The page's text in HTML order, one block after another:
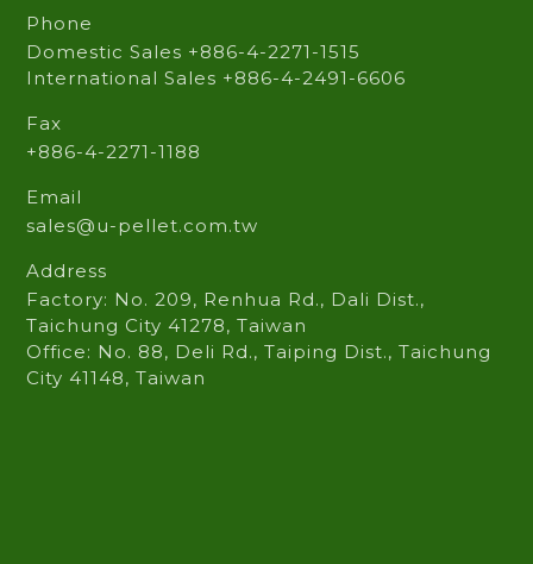
Phone
Domestic Sales +886-4-2271-1515
International Sales +886-4-2491-6606
Fax
+886-4-2271-1188
Email
sales@u-pellet.com.tw
Address
Factory: No. 209, Renhua Rd., Dali Dist.,
Taichung City 41278, Taiwan
Office: No. 88, Deli Rd., Taiping Dist., Taichung
City 41148, Taiwan